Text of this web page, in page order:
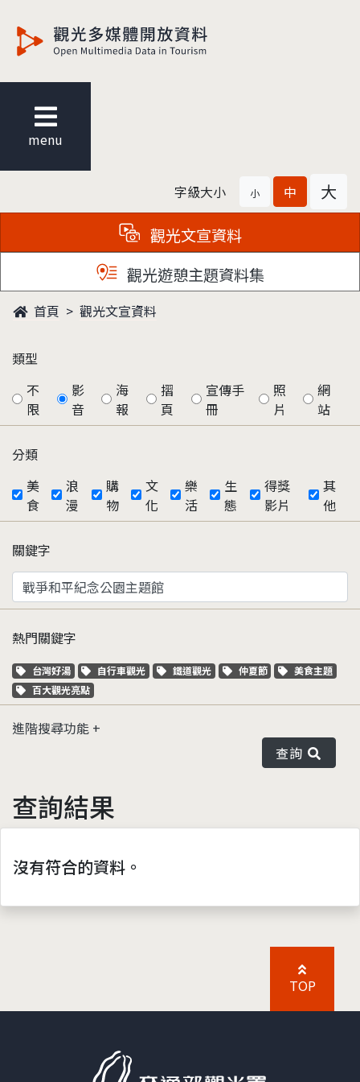
menu
字級大小 小 中 大
觀光文宣資料
觀光遊憩主題資料集
首頁 觀光文宣資料
類型
不
限
影
音
海
報
摺
頁
宣傳手
冊
照
片
網
站
分類
美
食
浪
漫
購
物
文
化
樂
活
生
態
得獎
影片
其
他
關鍵字
熱門關鍵字
關鍵字標籤
台灣好湯 關鍵字標籤
自行車觀光 關鍵字標籤
鐵道觀光 關鍵字標籤
仲夏節 關鍵字標籤
美食主題
關鍵字標籤
百大觀光亮點
進階搜尋功能
查詢
查詢結果
沒有符合的資料。
TOP